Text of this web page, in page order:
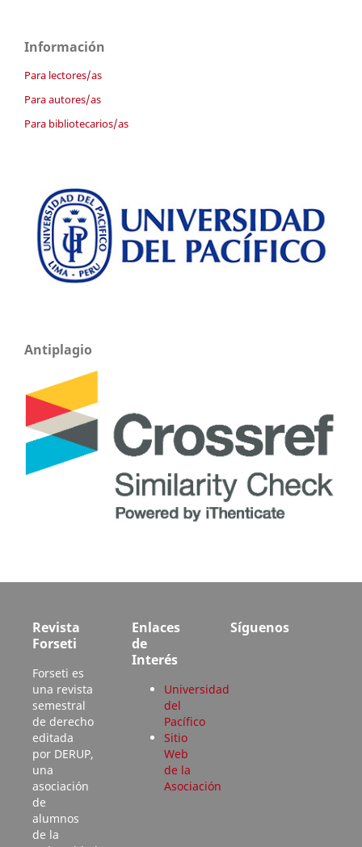
Información
Para lectores/as
Para autores/as
Para bibliotecarios/as
Antiplagio
Revista
Forseti
Forseti es
una revista
semestral
de derecho
editada
por DERUP,
una
asociación
de
alumnos
de la
Enlaces
de
Interés
Universidad
del
Pacífico
Sitio
Web
de la
Asociación
Síguenos